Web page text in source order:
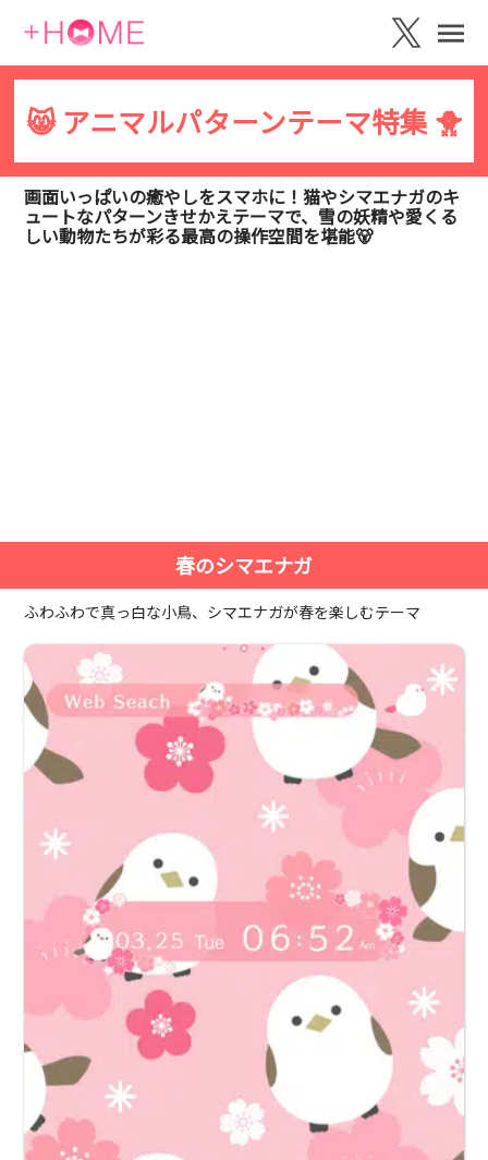
😸 アニマルパターンテーマ特集 🐥
画面いっぱいの癒やしをスマホに！猫やシマエナガのキ
ュートなパターンきせかえテーマで、雪の妖精や愛くる
しい動物たちが彩る最高の操作空間を堪能🐻
春のシマエナガ
ふわふわで真っ白な小鳥、シマエナガが春を楽しむテーマ